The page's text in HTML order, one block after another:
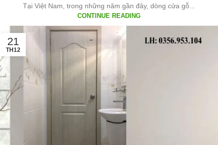
Tại Việt Nam, trong những năm gần đây, dòng cửa gỗ...
CONTINUE READING
21
TH12